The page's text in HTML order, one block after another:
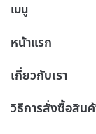
เมนู
หน้าแรก
เกี่ยวกับเรา
วิธีการสั่งซื้อสิน